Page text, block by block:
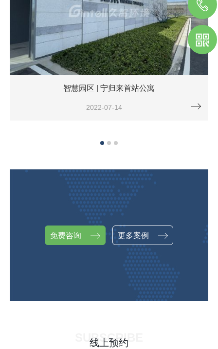
智慧园区 | 宁归来首站公寓
2022-07-14
免费咨询 更多案例
线上预约
SUBSCRIBE